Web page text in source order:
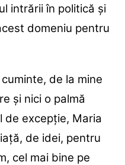
intrării în politică și
domeniu pentru
de la mine
și nici o palmă
de excepție, Maria
de idei, pentru
cel mai bine pe